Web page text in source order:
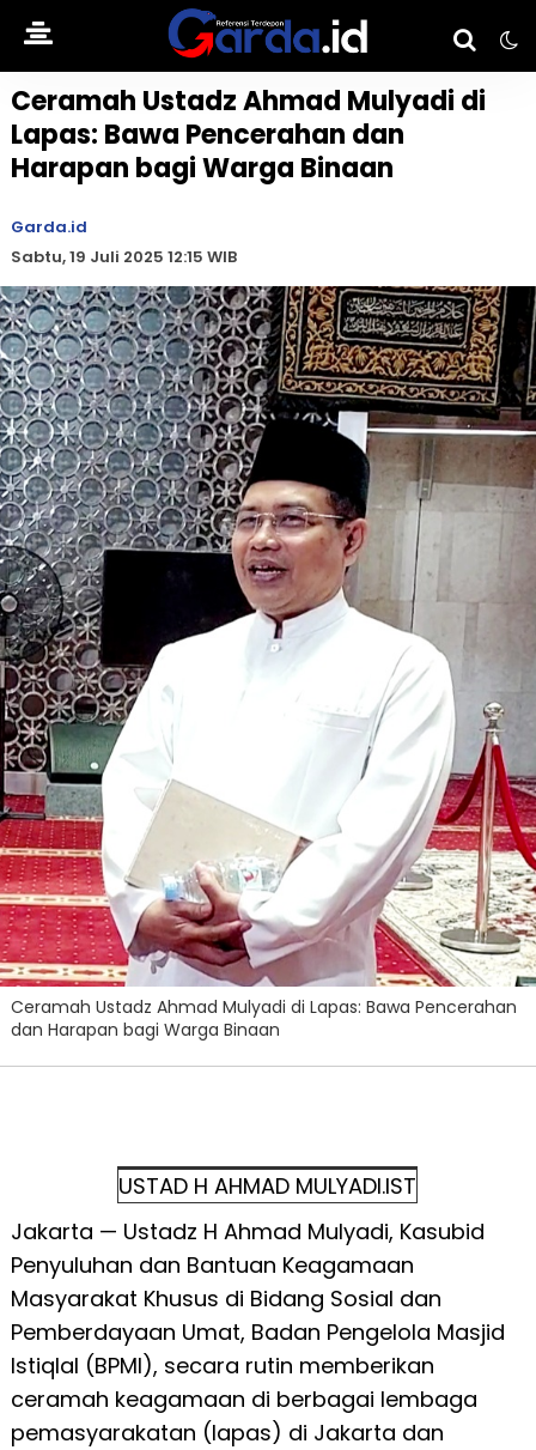
Ceramah Ustadz Ahmad Mulyadi di
Lapas: Bawa Pencerahan dan
Harapan bagi Warga Binaan
Garda.id
Sabtu, 19 Juli 2025 12:15 WIB
Ceramah Ustadz Ahmad Mulyadi di Lapas: Bawa Pencerahan
dan Harapan bagi Warga Binaan
USTAD H AHMAD MULYADI.IST
Jakarta — Ustadz H Ahmad Mulyadi, Kasubid
Penyuluhan dan Bantuan Keagamaan
Masyarakat Khusus di Bidang Sosial dan
Pemberdayaan Umat, Badan Pengelola Masjid
Istiqlal (BPMI), secara rutin memberikan
ceramah keagamaan di berbagai lembaga
pemasyarakatan (lapas) di Jakarta dan